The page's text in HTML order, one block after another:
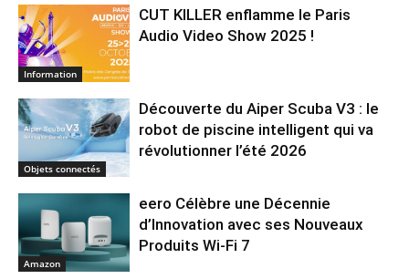
Information
CUT KILLER enflamme le Paris
Audio Video Show 2025 !
Objets connectés
Découverte du Aiper Scuba V3 : le
robot de piscine intelligent qui va
révolutionner l’été 2026
Amazon
eero Célèbre une Décennie
d’Innovation avec ses Nouveaux
Produits Wi-Fi 7